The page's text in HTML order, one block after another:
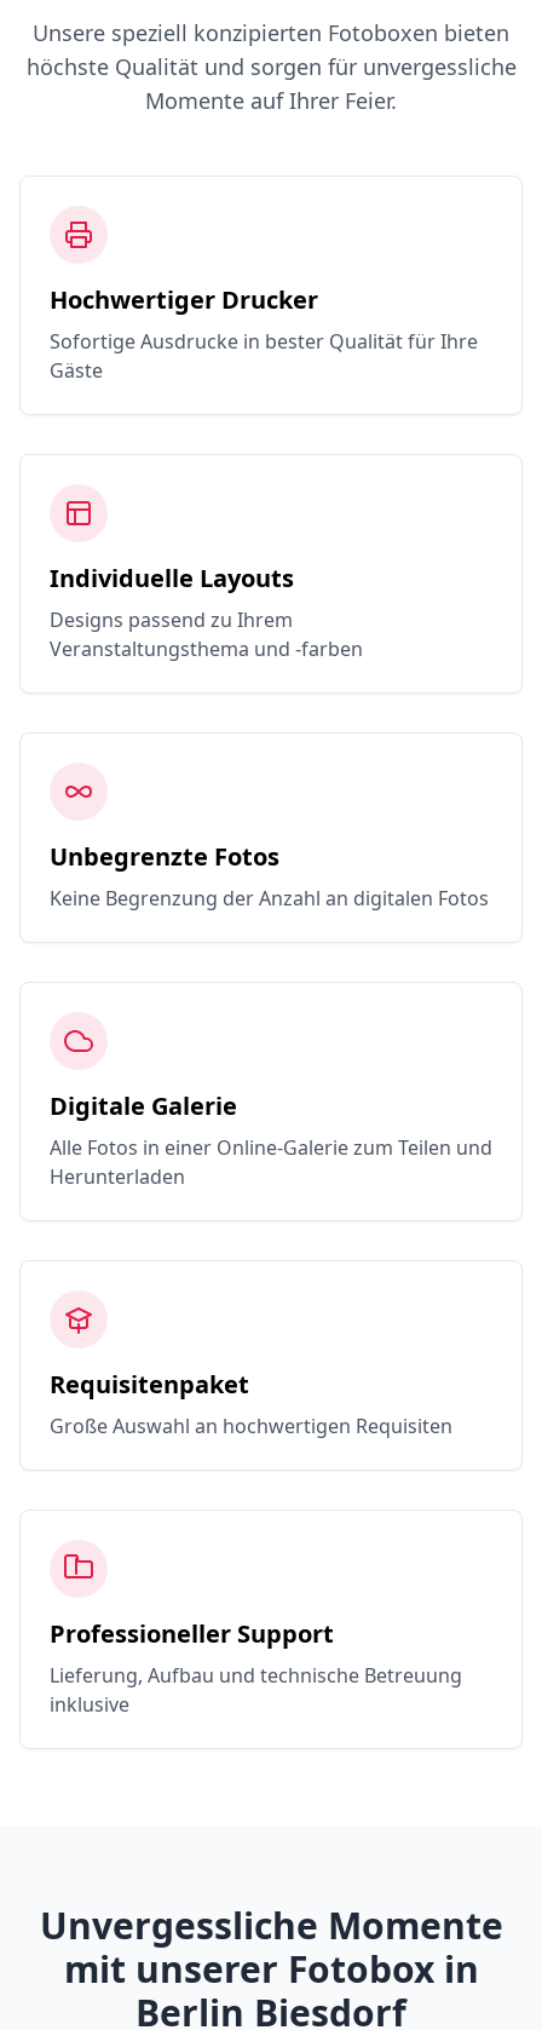
Unsere speziell konzipierten Fotoboxen bieten
höchste Qualität und sorgen für unvergessliche
Momente auf Ihrer Feier.
Hochwertiger Drucker
Sofortige Ausdrucke in bester Qualität für Ihre
Gäste
Individuelle Layouts
Designs passend zu Ihrem
Veranstaltungsthema und -farben
Unbegrenzte Fotos
Keine Begrenzung der Anzahl an digitalen Fotos
Digitale Galerie
Alle Fotos in einer Online-Galerie zum Teilen und
Herunterladen
Requisitenpaket
Große Auswahl an hochwertigen Requisiten
Professioneller Support
Lieferung, Aufbau und technische Betreuung
inklusive
Unvergessliche Momente
mit unserer Fotobox in
Berlin Biesdorf